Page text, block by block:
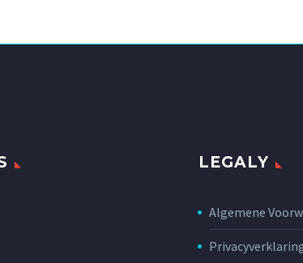
LEGALY
Algemene